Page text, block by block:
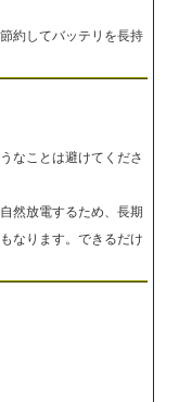
約してバッテリを長持
なことは避けてくださ
然放電するため、長期
なります。できるだけ